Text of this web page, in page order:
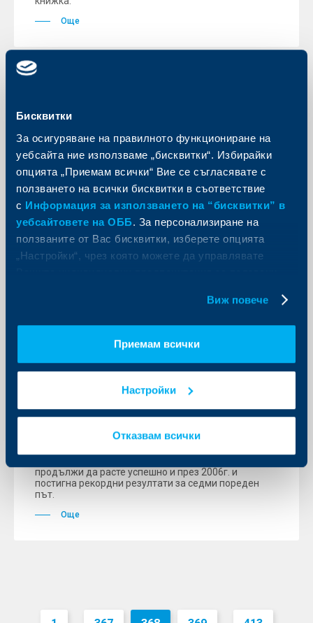
Бисквитки
За осигуряване на правилното функциониране на
уебсайта ние използваме „бисквитки“. Избирайки
опцията „Приемам всички“ Вие се съгласявате с
ползването на всички бисквитки в съответствие
с Информация за използването на “бисквитки” в
уебсайтовете на ОББ. За персонализиране на
ползваните от Вас бисквитки, изберете опцията
„Настройки“, чрез която можете да управлявате
Виж повече
Приемам всички
Настройки
Отказвам всички
Още
Райфайзенбанк предлага
безплатни застраховки с всяка
международна кредитна карта Visa
и MasterCard
25 април 2007
Безплатният пакет застраховки става валиден
след като бъде осъществена първата транзакция с
кредитната карта.
Райфайзен Централбанк с
рекордни резултати за седми
пореден път
продължи да расте успешно и през 2006г. и
постигна рекордни резултати за седми пореден
път.
Още